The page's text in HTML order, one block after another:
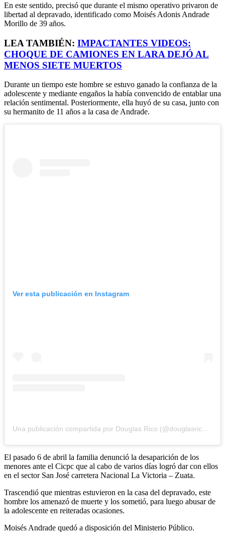
En este sentido, precisó que durante el mismo operativo privaron de
libertad al depravado, identificado como Moisés Adonis Andrade
Morillo de 39 años.
LEA TAMBIÉN: IMPACTANTES VIDEOS:
CHOQUE DE CAMIONES EN LARA DEJÓ AL
MENOS SIETE MUERTOS
Durante un tiempo este hombre se estuvo ganado la confianza de la
adolescente y mediante engaños la había convencido de entablar una
relación sentimental. Posteriormente, ella huyó de su casa, junto con
su hermanito de 11 años a la casa de Andrade.
Ver esta publicación en Instagram
Una publicación compartida por Douglas Rico (@douglasricovzla)
El pasado 6 de abril la familia denunció la desaparición de los
menores ante el Cicpc que al cabo de varios días logró dar con ellos
en el sector San José carretera Nacional La Victoria – Zuata.
Trascendió que mientras estuvieron en la casa del depravado, este
hombre los amenazó de muerte y los sometió, para luego abusar de
la adolescente en reiteradas ocasiones.
Moisés Andrade quedó a disposición del Ministerio Público.